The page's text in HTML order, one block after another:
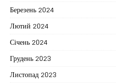
Березень 2024
Лютий 2024
Січень 2024
Грудень 2023
Листопад 2023